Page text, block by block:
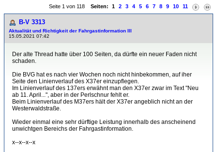
Seite 1 von 118 Seiten: 1 2 3 4 5 6 7 8 9 10 11
B-V 3313
Aktualität und Richtigkeit der Fahrgastinformation III
15.05.2021 07:42
Der alte Thread hatte über 100 Seiten, da dürfte ein neuer Faden nicht
schaden.
Die BVG hat es nach vier Wochen noch nicht hinbekommen, auf iher
Seite den Linienverlauf des X37er einzupflegen.
Im Linienverlauf des 137ers erwähnt man den X37er zwar im Text "Neu
ab 11. April...", aber in der Perlschnur fehlt er.
Beim Linienverlauf des M37ers hält der X37er angeblich nicht an der
Westerwaldstraße.
Wieder einmal eine sehr dürftige Leistung innerhalb des anscheinend
unwichtgen Bereichs der Fahrgastinformation.
x--x--x--x